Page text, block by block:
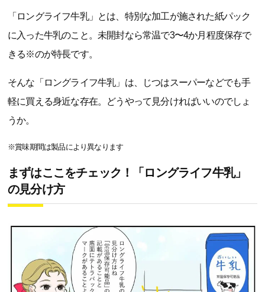
「ロングライフ牛乳」とは、特別な加工が施された紙パック
に入った牛乳のこと。未開封なら常温で3〜4か月程度保存で
きる※のが特長です。
そんな「ロングライフ牛乳」は、じつはスーパーなどでも手
軽に買える身近な存在。どうやって見分ければいいのでしょ
うか。
※賞味期間は製品により異なります
まずはここをチェック！「ロングライフ牛乳」
の見分け方